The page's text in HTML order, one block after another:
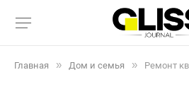
Главная » Дом и семья » Ремонт квартир